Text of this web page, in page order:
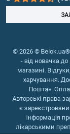
© 2026 © Belok.ua®
- від новачка до
магазині.
харчування.
Пошта».
Авторські права
є
інформація
лікарськими